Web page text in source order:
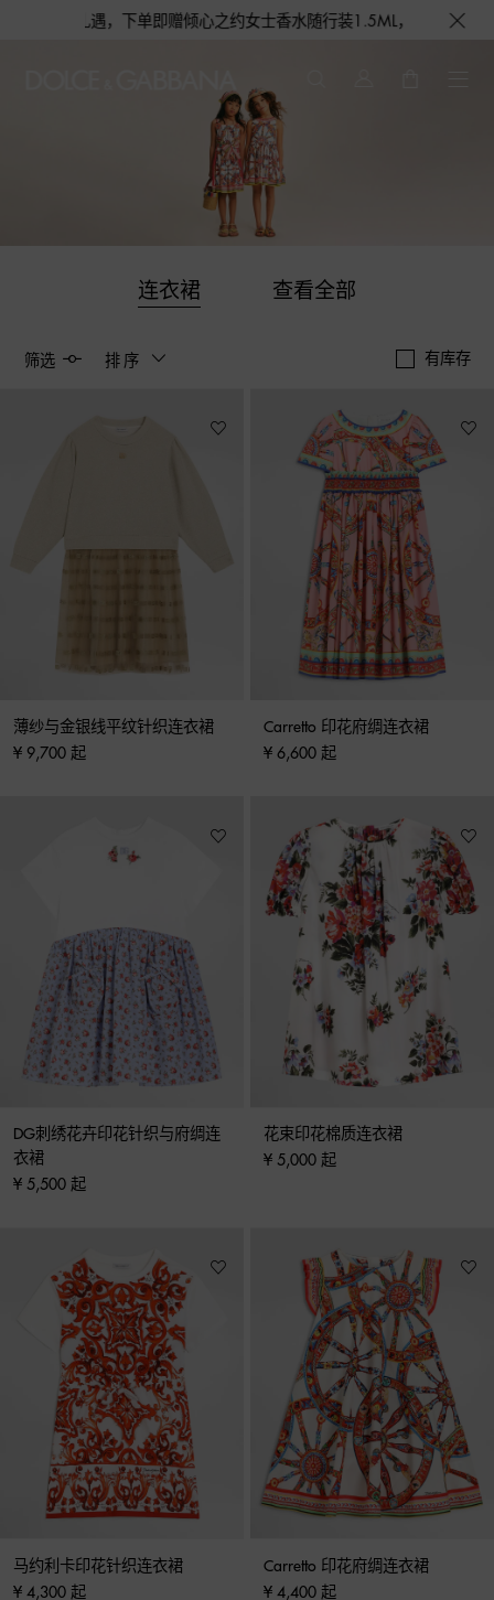
心之约女士香水随行装1.5ML，DOLCE&GABBANA 期待与您的相遇
连衣裙 查看全部
筛选 排序 有库存
薄纱与金银线平纹针织连衣裙
¥ 9,700 起
Carretto 印花府绸连衣裙
¥ 6,600 起
DG刺绣花卉印花针织与府绸连
衣裙
¥ 5,500 起
花束印花棉质连衣裙
¥ 5,000 起
马约利卡印花针织连衣裙
¥ 4,300 起
Carretto 印花府绸连衣裙
¥ 4,400 起